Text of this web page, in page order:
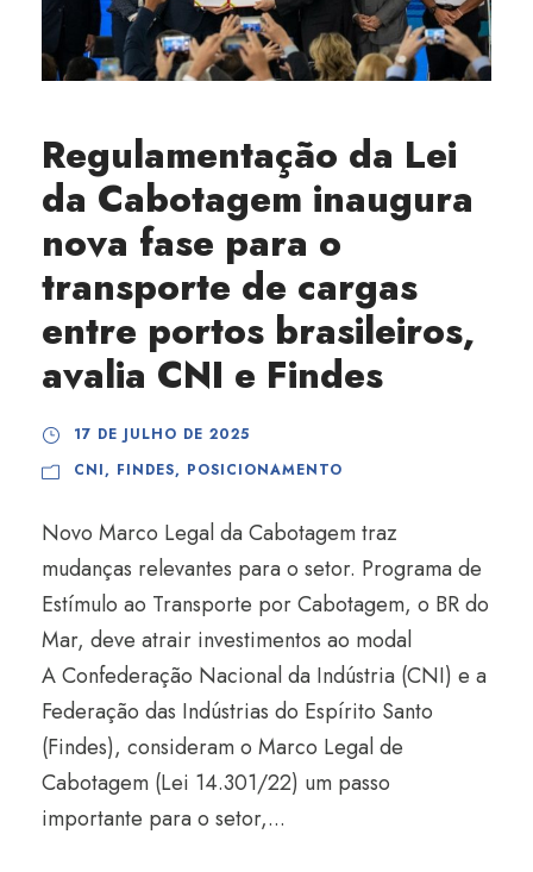
Regulamentação da Lei
da Cabotagem inaugura
nova fase para o
transporte de cargas
entre portos brasileiros,
avalia CNI e Findes
17 DE JULHO DE 2025
CNI, FINDES, POSICIONAMENTO
Novo Marco Legal da Cabotagem traz
mudanças relevantes para o setor. Programa de
Estímulo ao Transporte por Cabotagem, o BR do
Mar, deve atrair investimentos ao modal
A Confederação Nacional da Indústria (CNI) e a
Federação das Indústrias do Espírito Santo
(Findes), consideram o Marco Legal de
Cabotagem (Lei 14.301/22) um passo
importante para o setor,...